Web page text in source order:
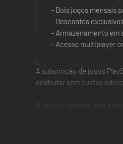
- Dois jogos mensais
- Descontos
- Armazenamento em
- Acesso multiplayer
A subscrição de jogos
desfrutar sem custos
O nível Essential oferece